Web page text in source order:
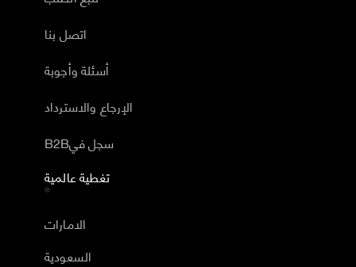
اتصل بنا
أسئلة وأجوبة
الإرجاع والاسترداد
B2Bسجل في
تغطية عالمية
الامارات
السعودية